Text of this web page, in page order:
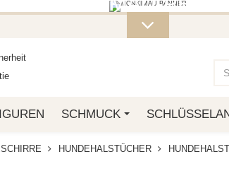
OTTO.
SCHMUCK
HUNDEHALSTÜCHER